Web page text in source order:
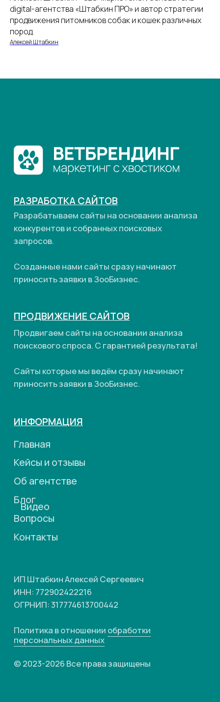
digital-агентства «Штабкин ПРО» и автор стратегии
продвижения питомников собак и кошек различных
пород.
Алексей Штабкин
© 2023-2026 Все права защищены
Политика в отношенииобработки
персональных данных